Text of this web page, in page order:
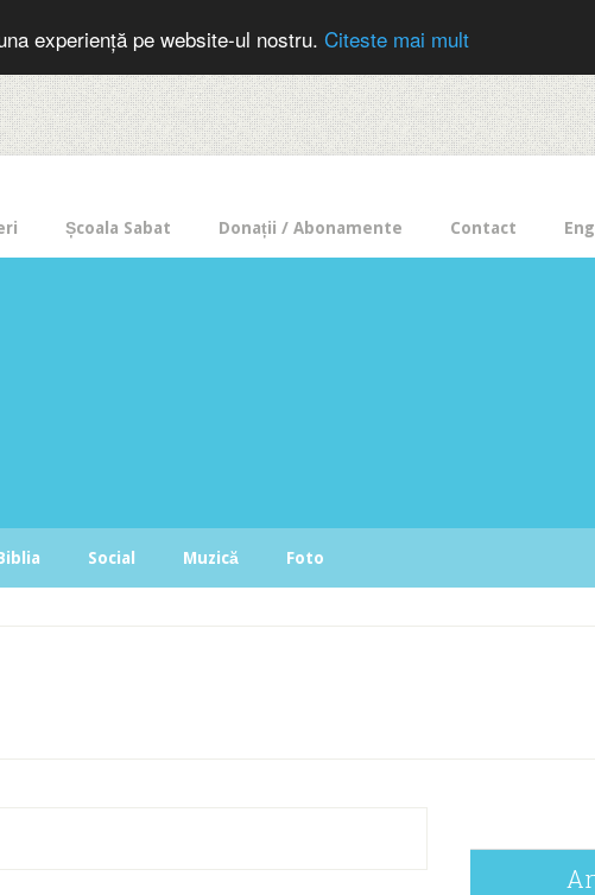
experiență pe website-ul nostru. Citeste mai mult
Școala Sabat Donații / Abonamente Contact
Social Muzică Foto